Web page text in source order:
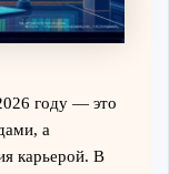
году — это
а
карьерой. В